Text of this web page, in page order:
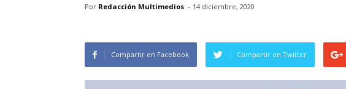
Por Redacción Multimedios - 14 diciembre, 2020
Compartir en Facebook Compartir en Twitter